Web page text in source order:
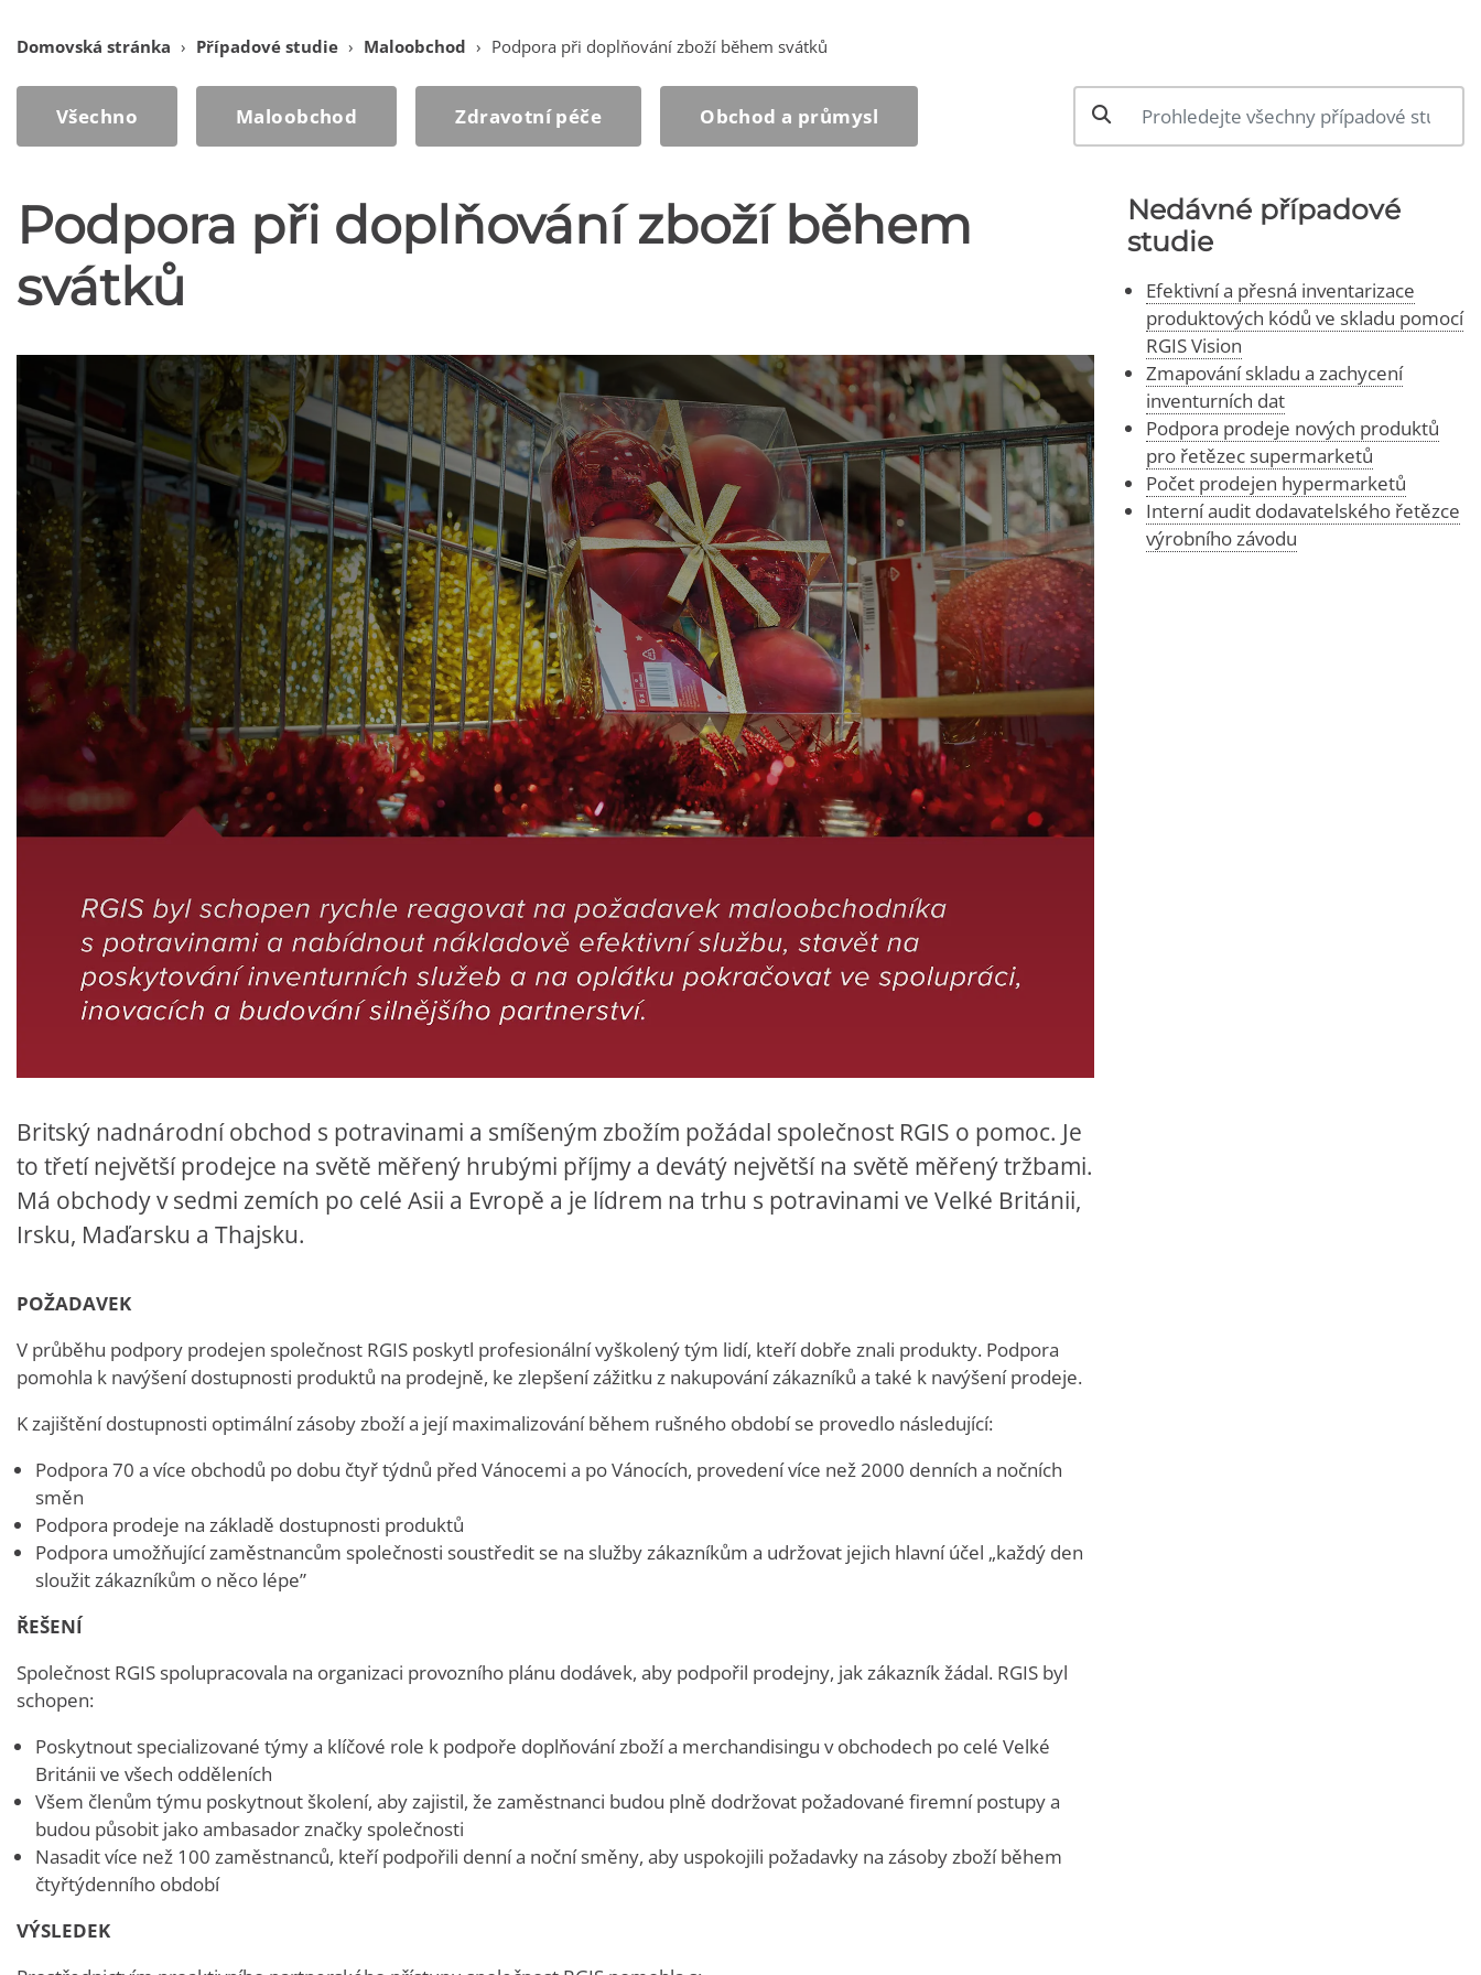
Domovská stránka › Případové studie › Maloobchod › Podpora při doplňování zboží během svátků
Všechno Maloobchod Zdravotní péče Obchod a průmysl
Podpora při doplňování zboží během
svátků
Britský nadnárodní obchod s potravinami a smíšeným zbožím požádal společnost RGIS o pomoc. Je
to třetí největší prodejce na světě měřený hrubými příjmy a devátý největší na světě měřený tržbami.
Má obchody v sedmi zemích po celé Asii a Evropě a je lídrem na trhu s potravinami ve Velké Británii,
Irsku, Maďarsku a Thajsku.
POŽADAVEK
V průběhu podpory prodejen společnost RGIS poskytl profesionální vyškolený tým lidí, kteří dobře znali produkty. Podpora
pomohla k navýšení dostupnosti produktů na prodejně, ke zlepšení zážitku z nakupování zákazníků a také k navýšení prodeje.
K zajištění dostupnosti optimální zásoby zboží a její maximalizování během rušného období se provedlo následující:
Podpora 70 a více obchodů po dobu čtyř týdnů před Vánocemi a po Vánocích, provedení více než 2000 denních a nočních
směn
Podpora prodeje na základě dostupnosti produktů
Podpora umožňující zaměstnancům společnosti soustředit se na služby zákazníkům a udržovat jejich hlavní účel „každý den
sloužit zákazníkům o něco lépe”
ŘEŠENÍ
Společnost RGIS spolupracovala na organizaci provozního plánu dodávek, aby podpořil prodejny, jak zákazník žádal. RGIS byl
schopen:
Poskytnout specializované týmy a klíčové role k podpoře doplňování zboží a merchandisingu v obchodech po celé Velké
Británii ve všech odděleních
Všem členům týmu poskytnout školení, aby zajistil, že zaměstnanci budou plně dodržovat požadované firemní postupy a
budou působit jako ambasador značky společnosti
Nasadit více než 100 zaměstnanců, kteří podpořili denní a noční směny, aby uspokojili požadavky na zásoby zboží během
čtyřtýdenního období
VÝSLEDEK
Nedávné případové
studie
Efektivní a přesná inventarizace
produktových kódů ve skladu pomocí
RGIS Vision
Zmapování skladu a zachycení
inventurních dat
Podpora prodeje nových produktů
pro řetězec supermarketů
Počet prodejen hypermarketů
Interní audit dodavatelského řetězce
výrobního závodu